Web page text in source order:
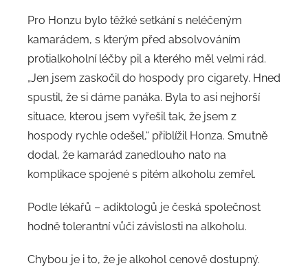
Pro Honzu bylo těžké setkání s neléčeným
kamarádem, s kterým před absolvováním
protialkoholní léčby pil a kterého měl velmi rád.
„Jen jsem zaskočil do hospody pro cigarety. Hned
spustil, že si dáme panáka. Byla to asi nejhorší
situace, kterou jsem vyřešil tak, že jsem z
hospody rychle odešel,“ přiblížil Honza. Smutně
dodal, že kamarád zanedlouho nato na
komplikace spojené s pitém alkoholu zemřel.
Podle lékařů – adiktologů je česká společnost
hodně tolerantní vůči závislosti na alkoholu.
Chybou je i to, že je alkohol cenově dostupný.